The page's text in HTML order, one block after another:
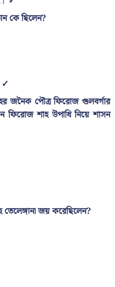
কে ছিলেন?
✓
জনৈক পৌত্র ফিরোজ গুলবর্গার
ফিরোজ শাহ উপাধি নিয়ে শাসন
জয় করেছিলেন?